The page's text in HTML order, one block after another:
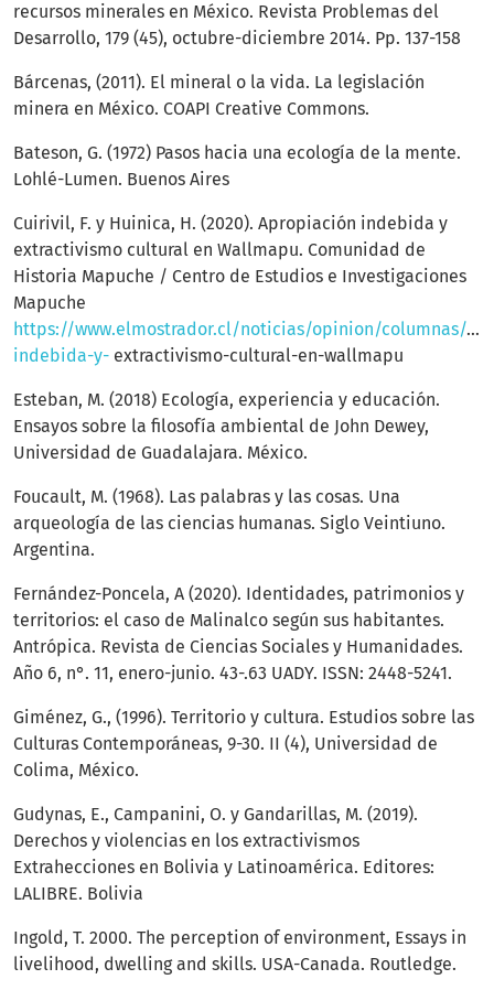
recursos minerales en México. Revista Problemas del
Desarrollo, 179 (45), octubre-diciembre 2014. Pp. 137-158
Bárcenas, (2011). El mineral o la vida. La legislación
minera en México. COAPI Creative Commons.
Bateson, G. (1972) Pasos hacia una ecología de la mente.
Lohlé-Lumen. Buenos Aires
Cuirivil, F. y Huinica, H. (2020). Apropiación indebida y
extractivismo cultural en Wallmapu. Comunidad de
Historia Mapuche / Centro de Estudios e Investigaciones
Mapuche
https://www.elmostrador.cl/noticias/opinion/columnas/
indebida-y- extractivismo-cultural-en-wallmapu
Esteban, M. (2018) Ecología, experiencia y educación.
Ensayos sobre la filosofía ambiental de John Dewey,
Universidad de Guadalajara. México.
Foucault, M. (1968). Las palabras y las cosas. Una
arqueología de las ciencias humanas. Siglo Veintiuno.
Argentina.
Fernández-Poncela, A (2020). Identidades, patrimonios y
territorios: el caso de Malinalco según sus habitantes.
Antrópica. Revista de Ciencias Sociales y Humanidades.
Año 6, n°. 11, enero-junio. 43-.63 UADY. ISSN: 2448-5241.
Giménez, G., (1996). Territorio y cultura. Estudios sobre las
Culturas Contemporáneas, 9-30. II (4), Universidad de
Colima, México.
Gudynas, E., Campanini, O. y Gandarillas, M. (2019).
Derechos y violencias en los extractivismos
Extrahecciones en Bolivia y Latinoamérica. Editores:
LALIBRE. Bolivia
Ingold, T. 2000. The perception of environment, Essays in
livelihood, dwelling and skills. USA-Canada. Routledge.